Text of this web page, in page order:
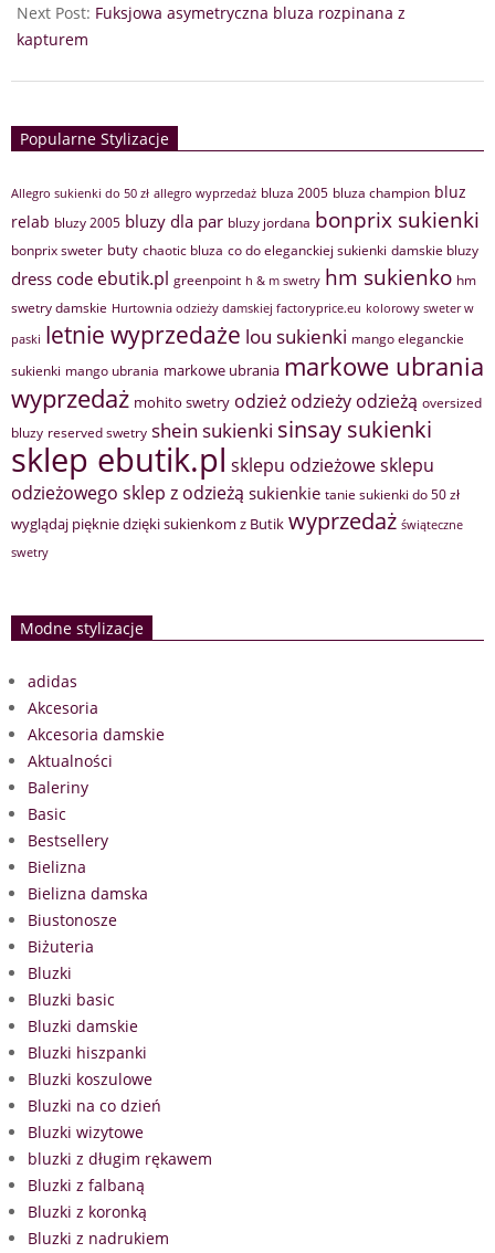
Next Post: Fuksjowa asymetryczna bluza rozpinana z
kapturem
Popularne Stylizacje
Allegro sukienki do 50 zł allegro wyprzedaż bluza 2005 bluza champion bluz
relab bluzy 2005 bluzy dla par bluzy jordana bonprix sukienki
bonprix sweter buty chaotic bluza co do eleganckiej sukienki damskie bluzy
dress code ebutik.pl greenpoint h & m swetry hm sukienko hm
swetry damskie Hurtownia odzieży damskiej factoryprice.eu kolorowy sweter w
paski letnie wyprzedaże lou sukienki mango eleganckie
sukienki mango ubrania markowe ubrania markowe ubrania
wyprzedaż mohito swetry odzież odzieży odzieżą oversized
bluzy reserved swetry shein sukienki sinsay sukienki
sklep ebutik.pl sklepu odzieżowesklepu
odzieżowego sklep z odzieżą sukienkie tanie sukienki do 50 zł
wyglądaj pięknie dzięki sukienkom z Butik wyprzedaż świąteczne
swetry
Modne stylizacje
adidas
Akcesoria
Akcesoria damskie
Aktualności
Baleriny
Basic
Bestsellery
Bielizna
Bielizna damska
Biustonosze
Biżuteria
Bluzki
Bluzki basic
Bluzki damskie
Bluzki hiszpanki
Bluzki koszulowe
Bluzki na co dzień
Bluzki wizytowe
bluzki z długim rękawem
Bluzki z falbaną
Bluzki z koronką
Bluzki z nadrukiem